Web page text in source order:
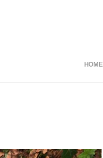
HOME